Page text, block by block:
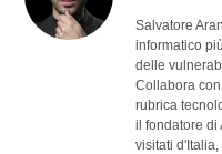
Salvatore
informatico
delle
Collabora
rubrica
il fondatore di
visitati